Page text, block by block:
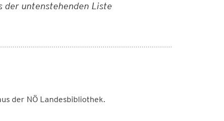
der untenstehenden Liste
der NÖ Landesbibliothek.